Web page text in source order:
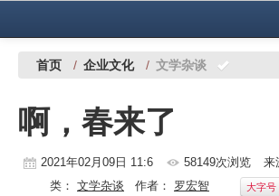
中国有色金属报社主办 广告服务
铜镍铅锌
铝
首页 / 企业文化 / 文学杂谈
啊，春来了
2021年02月09日 11:6 58149次浏览 来
类： 文学杂谈 作者： 罗宏智 大字号